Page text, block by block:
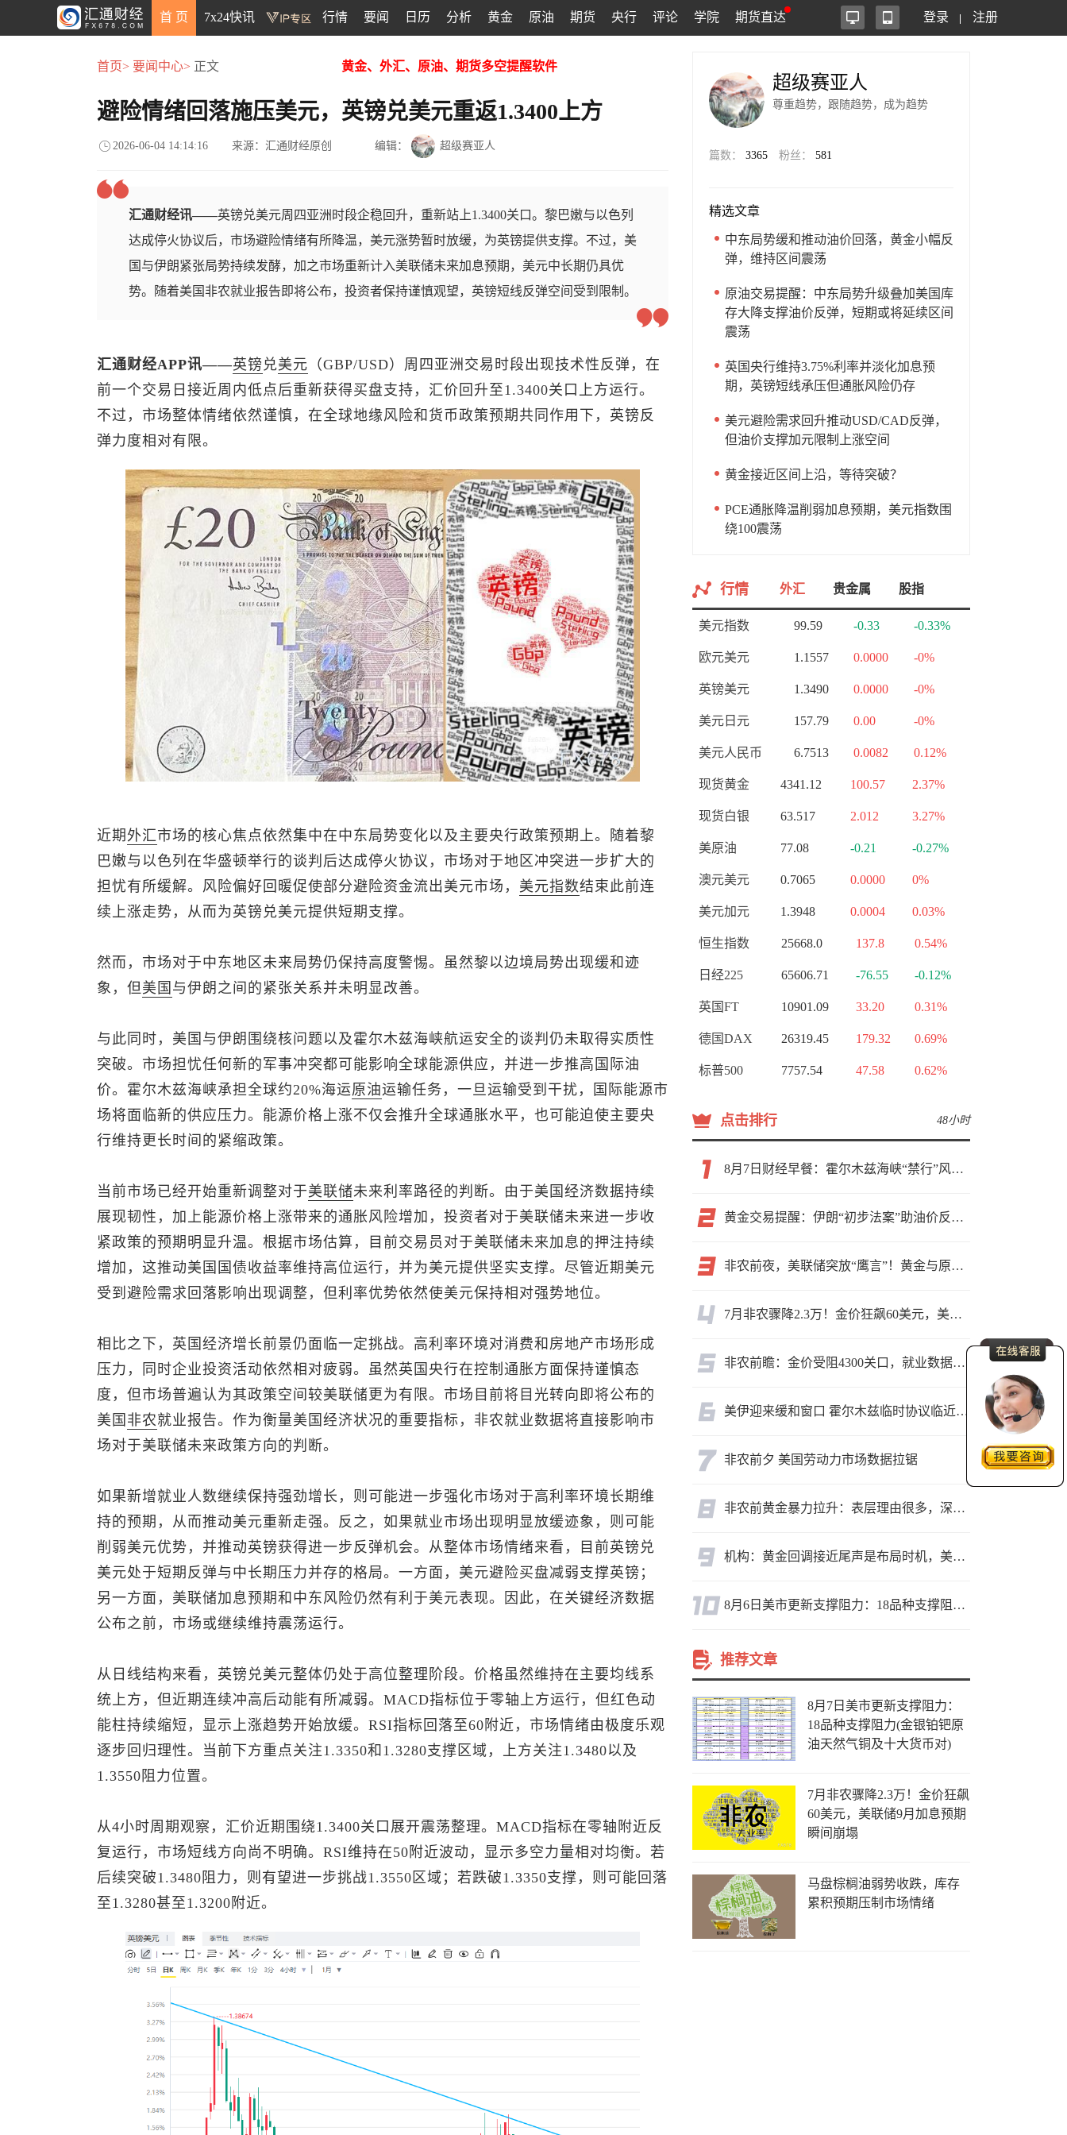
首 页 7x24快讯 行情 要闻 日历 分析 黄金 原油 期货 央行 评论 学院 期货直达 登录 注册
首页> 要闻中心> 正文 黄金、外汇、原油、期货多空提醒软件
避险情绪回落施压美元，英镑兑美元重返1.3400上方
2026-06-04 14:14:16 来源：汇通财经原创 编辑： 超级赛亚人
汇通财经讯——英镑兑美元周四亚洲时段企稳回升，重新站上1.3400关口。黎巴嫩与以色列
达成停火协议后，市场避险情绪有所降温，美元涨势暂时放缓，为英镑提供支撑。不过，美
国与伊朗紧张局势持续发酵，加之市场重新计入美联储未来加息预期，美元中长期仍具优
势。随着美国非农就业报告即将公布，投资者保持谨慎观望，英镑短线反弹空间受到限制。
汇通财经APP讯——英镑 兑美元 （GBP/USD）周四亚洲交易时段出现技术性反弹，在
前一个交易日接近周内低点后重新获得买盘支持，汇价回升至1.3400关口上方运行。
不过，市场整体情绪依然谨慎，在全球地缘风险和货币政策预期共同作用下，英镑反
弹力度相对有限。
近期 外汇市场的核心焦点依然集中在中东局势变化以及主要央行政策预期上。随着黎
巴嫩与以色列在华盛顿举行的谈判后达成停火协议，市场对于地区冲突进一步扩大的
担忧有所缓解。风险偏好回暖促使部分避险资金流出美元市场， 美元指数结束此前连
续上涨走势，从而为英镑兑美元提供短期支撑。
然而，市场对于中东地区未来局势仍保持高度警惕。虽然黎以边境局势出现缓和迹
象，但 美国 与伊朗之间的紧张关系并未明显改善。
与此同时，美国与伊朗围绕核问题以及霍尔木兹海峡航运安全的谈判仍未取得实质性
突破。市场担忧任何新的军事冲突都可能影响全球能源供应，并进一步推高国际油
价。霍尔木兹海峡承担全球约20%海运原油运输任务，一旦运输受到干扰，国际能源市
场将面临新的供应压力。能源价格上涨不仅会推升全球通胀水平，也可能迫使主要央
行维持更长时间的紧缩政策。
当前市场已经开始重新调整对于美联储未来利率路径的判断。由于美国经济数据持续
展现韧性，加上能源价格上涨带来的通胀风险增加，投资者对于美联储未来进一步收
紧政策的预期明显升温。根据市场估算，目前交易员对于美联储未来加息的押注持续
增加，这推动美国国债收益率维持高位运行，并为美元提供坚实支撑。尽管近期美元
受到避险需求回落影响出现调整，但利率优势依然使美元保持相对强势地位。
相比之下，英国经济增长前景仍面临一定挑战。高利率环境对消费和房地产市场形成
压力，同时企业投资活动依然相对疲弱。虽然英国央行在控制通胀方面保持谨慎态
度，但市场普遍认为其政策空间较美联储更为有限。市场目前将目光转向即将公布的
美国 非农就业报告。作为衡量美国经济状况的重要指标，非农就业数据将直接影响市
场对于美联储未来政策方向的判断。
如果新增就业人数继续保持强劲增长，则可能进一步强化市场对于高利率环境长期维
持的预期，从而推动美元重新走强。反之，如果就业市场出现明显放缓迹象，则可能
削弱美元优势，并推动英镑获得进一步反弹机会。从整体市场情绪来看，目前英镑兑
美元处于短期反弹与中长期压力并存的格局。一方面，美元避险买盘减弱支撑英镑；
另一方面，美联储加息预期和中东风险仍然有利于美元表现。因此，在关键经济数据
公布之前，市场或继续维持震荡运行。
从日线结构来看， 英镑兑美元整体仍处于高位整理阶段。价格虽然维持在主要均线系
统上方，但近期连续冲高后动能有所减弱。MACD指标位于零轴上方运行，但红色动
能柱持续缩短，显示上涨趋势开始放缓。RSI指标回落至60附近，市场情绪由极度乐观
逐步回归理性。当前下方重点关注1.3350和1.3280支撑区域，上方关注1.3480以及
1.3550阻力位置。
从4小时周期观察，汇价近期围绕1.3400关口展开震荡整理。MACD指标在零轴附近反
复运行，市场短线方向尚不明确。RSI维持在50附近波动，显示多空力量相对均衡。若
后续突破1.3480阻力，则有望进一步挑战1.3550区域；若跌破1.3350支撑，则可能回落
至1.3280甚至1.3200附近。
超级赛亚人
尊重趋势，跟随趋势，成为趋势
篇数： 3365 粉丝： 581
精选文章
中东局势缓和推动油价回落，黄金小幅反
弹，维持区间震荡
原油交易提醒：中东局势升级叠加美国库
存大降支撑油价反弹，短期或将延续区间
震荡
英国央行维持3.75%利率并淡化加息预
期，英镑短线承压但通胀风险仍存
美元避险需求回升推动USD/CAD反弹，
但油价支撑加元限制上涨空间
黄金接近区间上沿，等待突破？
PCE通胀降温削弱加息预期，美元指数围
绕100震荡
行情 外汇 贵金属 股指
美元指数 99.59 -0.33 -0.33%
欧元美元 1.1557 0.0000 -0%
英镑美元 1.3490 0.0000 -0%
美元日元 157.79 0.00 -0%
美元人民币 6.7513 0.0082 0.12%
现货黄金 4341.12 100.57 2.37%
现货白银 63.517 2.012 3.27%
美原油 77.08 -0.21 -0.27%
澳元美元 0.7065 0.0000 0%
美元加元 1.3948 0.0004 0.03%
恒生指数 25668.0 137.8 0.54%
日经225 65606.71 -76.55 -0.12%
英国FT 10901.09 33.20 0.31%
德国DAX 26319.45 179.32 0.69%
标普500 7757.54 47.58 0.62%
点击排行 48小时
8月7日财经早餐：霍尔木兹海峡“禁行”风波再起，油价急涨金价承压，非农夜市场博弈加剧
黄金交易提醒：伊朗“初步法案”助油价反弹逾3%，金价小幅承压，非农重磅来袭！
非农前夜，美联储突放“鹰言”！黄金与原油为何联手反攻？
7月非农骤降2.3万！金价狂飙60美元，美联储9月加息预期瞬间崩塌
非农前瞻：金价受阻4300关口，就业数据是“火上浇油”还是“釜底抽薪”？
美伊迎来缓和窗口 霍尔木兹临时协议临近落地
非农前夕 美国劳动力市场数据拉锯
非农前黄金暴力拉升：表层理由很多，深层逻辑却让人困惑
机构：黄金回调接近尾声是布局时机，美元后市或走弱转为利多因素
8月6日美市更新支撑阻力：18品种支撑阻力(金银铂钯原油天然气铜及十大货币对)
推荐文章
8月7日美市更新支撑阻力：
18品种支撑阻力(金银铂钯原
油天然气铜及十大货币对)
7月非农骤降2.3万！金价狂飙
60美元，美联储9月加息预期
瞬间崩塌
马盘棕榈油弱势收跌，库存
累积预期压制市场情绪